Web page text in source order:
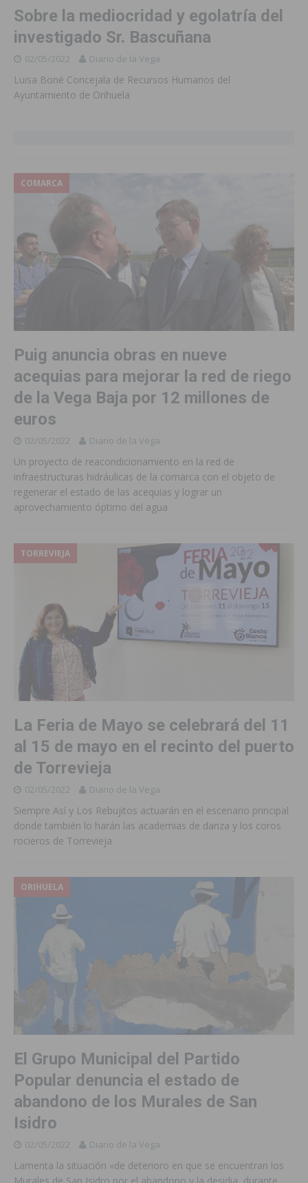
Sobre la mediocridad y egolatría del
investigado Sr. Bascuñana
02/05/2022 Diario de la Vega
Luisa Boné Concejala de Recursos Humanos del
Ayuntamiento de Orihuela
COMARCA
Puig anuncia obras en nueve
acequias para mejorar la red de riego
de la Vega Baja por 12 millones de
euros
02/05/2022 Diario de la Vega
Un proyecto de reacondicionamiento en la red de
infraestructuras hidráulicas de la comarca con el objeto de
regenerar el estado de las acequias y lograr un
aprovechamiento óptimo del agua
TORREVIEJA
La Feria de Mayo se celebrará del 11
al 15 de mayo en el recinto del puerto
de Torrevieja
02/05/2022 Diario de la Vega
Siempre Así y Los Rebujitos actuarán en el escenario principal
donde también lo harán las academias de danza y los coros
rocieros de Torrevieja
ORIHUELA
El Grupo Municipal del Partido
Popular denuncia el estado de
abandono de los Murales de San
Isidro
02/05/2022 Diario de la Vega
Lamenta la situación «de deterioro en que se encuentran los